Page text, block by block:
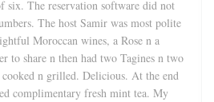
six. The reservation software did not
The host Samir was most polite
Moroccan wines, a Rose n a
to share n then had two Tagines n two
n grilled. Delicious. At the end
complimentary fresh mint tea. My